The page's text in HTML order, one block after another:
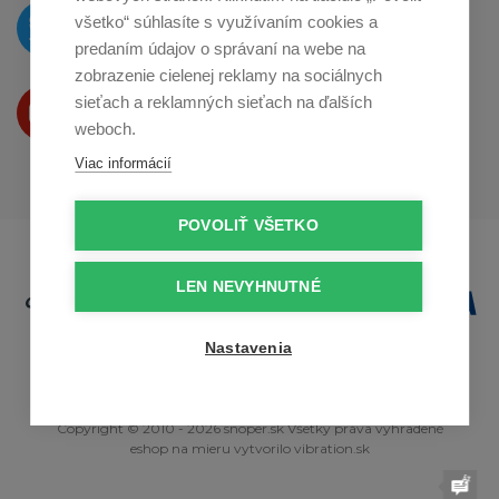
O novinkách píšeme
na Twitteri
Produkty Vám predstavujeme
naYoutube
Copyright © 2010 - 2026 snoper.sk Všetky práva vyhradené
eshop na mieru vytvorilo vibration.sk
všetko“ súhlasíte s využívaním cookies a
predaním údajov o správaní na webe na
zobrazenie cielenej reklamy na sociálnych
sieťach a reklamných sieťach na ďalších
weboch.
Viac informácií
POVOLIŤ VŠETKO
LEN NEVYHNUTNÉ
Nastavenia